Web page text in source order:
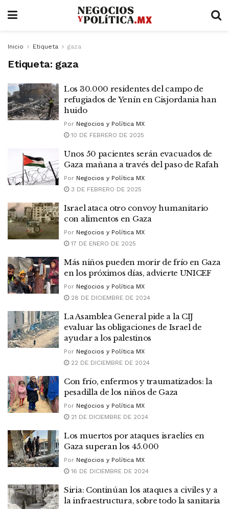
Inicio Etiqueta gaza
Etiqueta: gaza
Los 30.000 residentes del campo de
refugiados de Yenín en Cisjordania han
huido
Por Negocios y Política MX
10 DE FEBRERO DE 2025
Unos 50 pacientes serán evacuados de
Gaza mañana a través del paso de Rafah
Por Negocios y Política MX
3 DE FEBRERO DE 2025
Israel ataca otro convoy humanitario
con alimentos en Gaza
Por Negocios y Política MX
17 DE ENERO DE 2025
Más niños pueden morir de frío en Gaza
en los próximos días, advierte UNICEF
Por Negocios y Política MX
28 DE DICIEMBRE DE 2024
La Asamblea General pide a la CIJ
evaluar las obligaciones de Israel de
ayudar a los palestinos
Por Negocios y Política MX
22 DE DICIEMBRE DE 2024
Con frío, enfermos y traumatizados: la
pesadilla de los niños de Gaza
Por Negocios y Política MX
21 DE DICIEMBRE DE 2024
Los muertos por ataques israelíes en
Gaza superan los 45.000
Por Negocios y Política MX
16 DE DICIEMBRE DE 2024
Siria: Continúan los ataques a civiles y a
la infraestructura, sobre todo la sanitaria